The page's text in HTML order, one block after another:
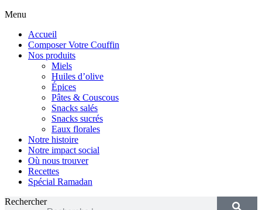
Menu
Accueil
Composer Votre Couffin
Nos produits
Miels
Huiles d’olive
Épices
Pâtes & Couscous
Snacks salés
Snacks sucrés
Eaux florales
Notre histoire
Notre impact social
Où nous trouver
Recettes
Spécial Ramadan
Rechercher